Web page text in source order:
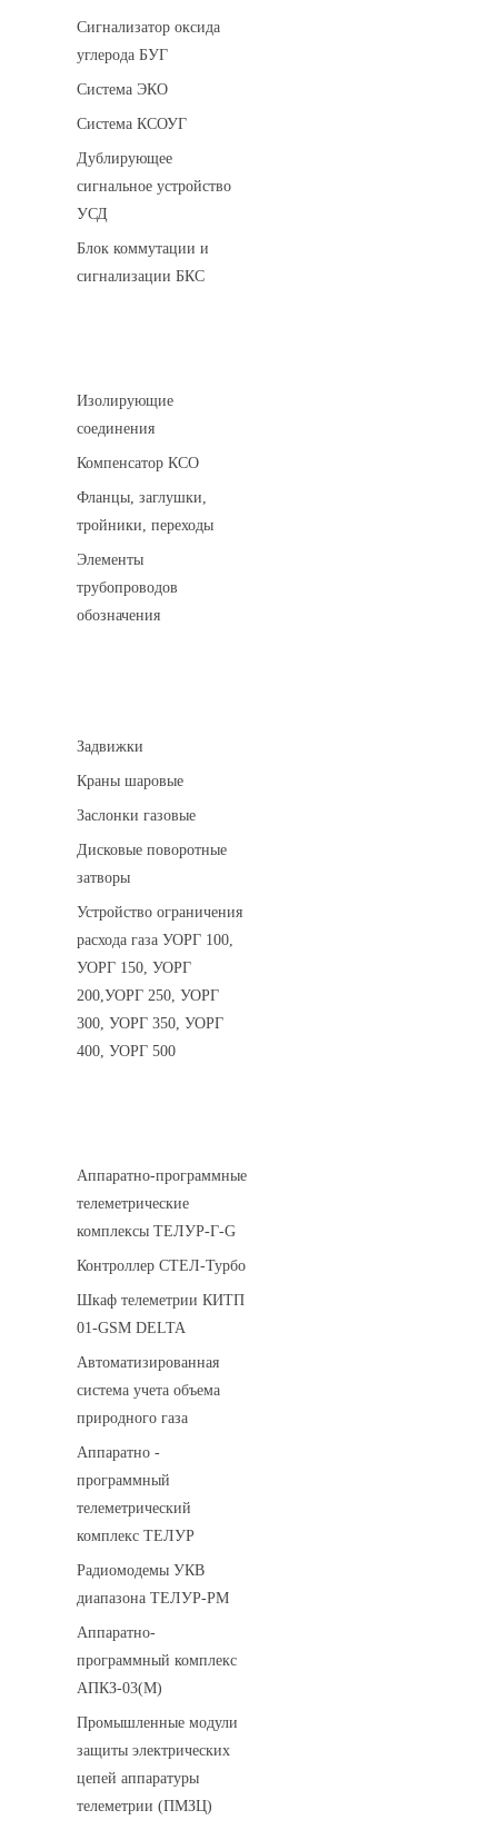
Сигнализатор оксида
углерода БУГ
Система ЭКО
Система КСОУГ
Дублирующее
сигнальное устройство
УСД
Блок коммутации и
сигнализации БКС
Изолирующие
соединения
Компенсатор КСО
Фланцы, заглушки,
тройники, переходы
Элементы
трубопроводов
обозначения
Задвижки
Краны шаровые
Заслонки газовые
Дисковые поворотные
затворы
Устройство ограничения
расхода газа УОРГ 100,
УОРГ 150, УОРГ
200,УОРГ 250, УОРГ
300, УОРГ 350, УОРГ
400, УОРГ 500
Аппаратно-программные
телеметрические
комплексы ТЕЛУР-Г-G
Контроллер СТЕЛ-Турбо
Шкаф телеметрии КИТП
01-GSM DELTA
Автоматизированная
система учета объема
природного газа
Аппаратно -
программный
телеметрический
комплекс ТЕЛУР
Радиомодемы УКВ
диапазона ТЕЛУР-РМ
Аппаратно-
программный комплекс
АПКЗ-03(М)
Промышленные модули
защиты электрических
цепей аппаратуры
телеметрии (ПМЗЦ)